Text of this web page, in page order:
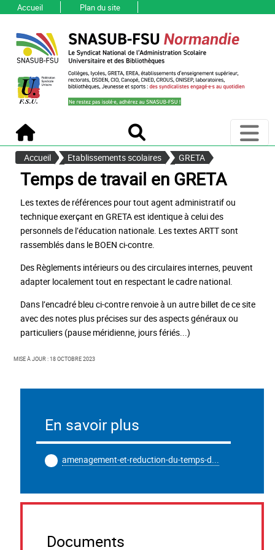
Accueil Plan du site
Accueil Recherche
Accueil Etablissements scolaires GRETA
Temps de travail en GRETA
Les textes de références pour tout agent administratif ou
technique exerçant en GRETA est identique à celui des
personnels de l’éducation nationale. Les textes ARTT sont
rassemblés dans le BOEN ci-contre.
Des Règlements intérieurs ou des circulaires internes, peuvent
adapter localement tout en respectant le cadre national.
Dans l’encadré bleu ci-contre renvoie à un autre billet de ce site
avec des notes plus précises sur des aspects généraux ou
particuliers (pause méridienne, jours fériés...)
Mise à jour : 18 octobre 2023
En savoir plus
amenagement-et-reduction-du-temps-d...
Documents